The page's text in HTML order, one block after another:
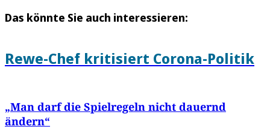
Das könnte Sie auch interessieren:
Rewe-Chef kritisiert Corona-Politik
„Man darf die Spielregeln nicht dauernd
ändern“